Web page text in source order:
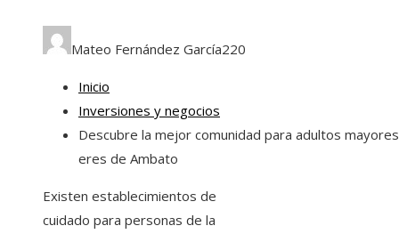
Mateo Fernández García220
Inicio
Inversiones y negocios
Descubre la mejor comunidad para adultos
eres de Ambato
Existen establecimientos de
cuidado para personas de la